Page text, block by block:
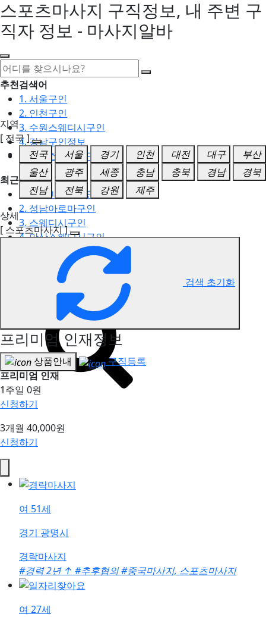
스포츠마사지 구직정보, 내 주변 구
직자 정보 - 마사지알바
추천검색어
1. 서울구인
2. 인천구인
3. 수원스웨디시구인
4. 강남구인정보
5. 동탄스웨디시구인
최근검색어
1. 일산마사지구인
2. 성남아로마구인
3. 스웨디시구인
4. 안산스웨디시구인
5. 아로마구인
전국 스포츠마사지 구직정보
지역
[ 전국 ]
전국
서울 경기 인천 대전 대구
부산
울산
광주 세종 충남 충북 경남
경북
전남
전북 강원
제주
상세
[ 스포츠마사지 ]
검색 초기화
프리미엄 인재정보
상품안내
구직등록
프리미엄 인재
1주일 0원
신청하기
3개월 40,000원
신청하기
여 51세
경기 광명시
경락마사지
#경력 2년 ↑ #추후협의#중국마사지, 스포츠마사지
여 27세